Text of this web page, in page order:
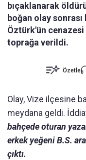
bıçaklanarak
boğan olay
Öztürk'ün
toprağa verildi.
Özetle
Olay, Vize ilçesine
meydana geldi.
bahçede oturan
erkek yeğeni B.S.
çıktı.